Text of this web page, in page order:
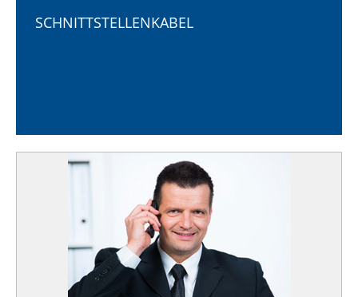
SCHNITTSTELLENKABEL